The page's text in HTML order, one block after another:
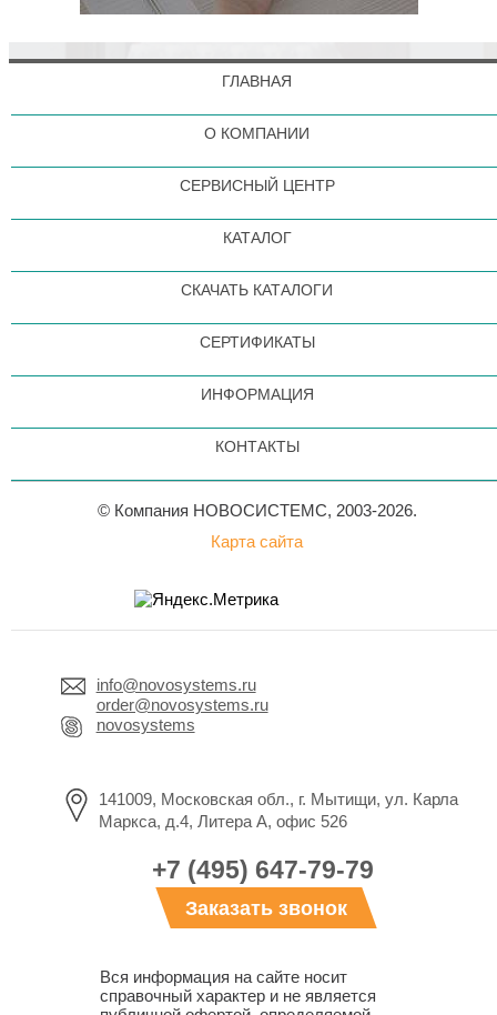
ГЛАВНАЯ
О КОМПАНИИ
СЕРВИСНЫЙ ЦЕНТР
КАТАЛОГ
СКАЧАТЬ КАТАЛОГИ
СЕРТИФИКАТЫ
ИНФОРМАЦИЯ
КОНТАКТЫ
© Компания НОВОСИСТЕМС, 2003-2026.
Карта сайта
info@novosystems.ru
order@novosystems.ru
novosystems
141009, Московская обл., г. Мытищи, ул. Карла
Маркса, д.4, Литера А, офис 526
+7 (495) 647-79-79
Заказать звонок
Вся информация на сайте носит
справочный характер и не является